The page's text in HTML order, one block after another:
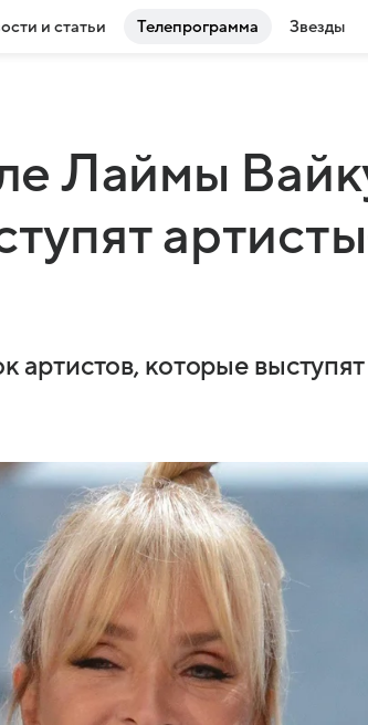
и статьи Телепрограмма Звезды
Лаймы
артистов, которые